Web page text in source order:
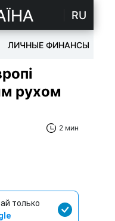
RU
ЛИЧНЫЕ ФИНАНСЫ
рухом
2 мин
только